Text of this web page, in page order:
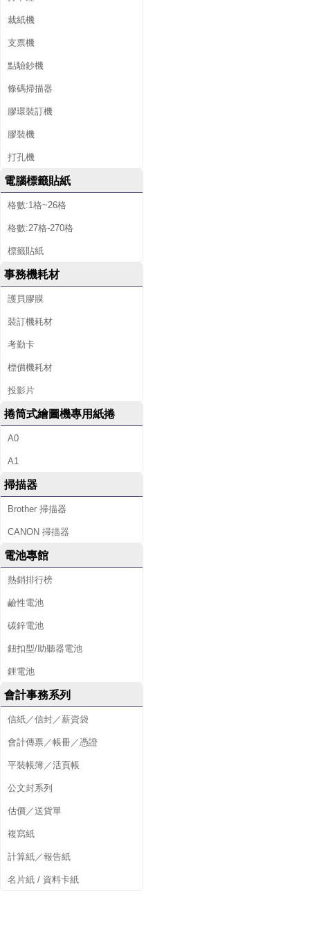
裁紙機
支票機
點驗鈔機
條碼掃描器
膠環裝訂機
膠裝機
打孔機
電腦標籤貼紙
格數:1格~26格
格數:27格-270格
標籤貼紙
事務機耗材
護貝膠膜
裝訂機耗材
考勤卡
標價機耗材
投影片
捲筒式繪圖機專用紙捲
A0
A1
掃描器
Brother 掃描器
CANON 掃描器
電池專館
熱銷排行榜
鹼性電池
碳鋅電池
鈕扣型/助聽器電池
鋰電池
會計事務系列
信紙／信封／薪資袋
會計傳票／帳冊／憑證
平裝帳簿／活頁帳
公文封系列
估價／送貨單
複寫紙
計算紙／報告紙
名片紙 / 資料卡紙